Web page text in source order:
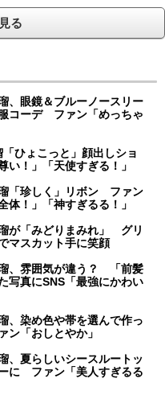
る
、眼鏡＆ブルーノースリー
コーデ ファン「めっちゃ
ひょこっと」顔出しショ
い！」「天使すぎる！」
「珍しく」リボン ファン
体！」「神すぎるる！」
が「みどりまみれ」 グリ
マスカット手に笑顔
、雰囲気が違う？ 「前髪
写真にSNS「最強にかわい
、染め色や帯を選んで作っ
「おしとやか」
、夏らしいシースルートッ
に ファン「美人すぎるる